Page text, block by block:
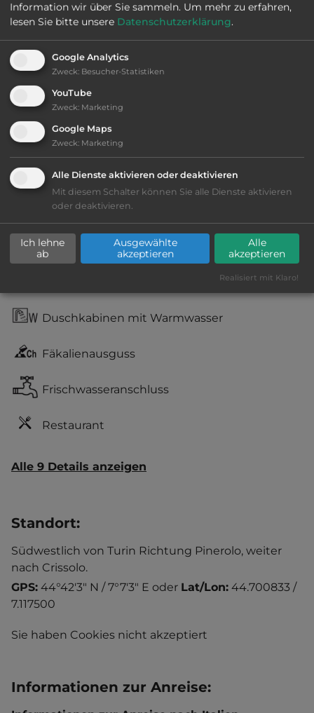
Öffnungszeiten: Ganzjährig geöffnet
Ausstattung:
bis 15,- Euro
Lage: sehr schön
Geräuschkulisse: sehr ruhig
kiesig, harter Grund
Duschkabinen mit Warmwasser
Fäkalienausguss
Frischwasseranschluss
Restaurant
Alle 9 Details anzeigen
Standort:
Südwestlich von Turin Richtung Pinerolo, weiter
nach Crissolo.
GPS: 44°42'3" N / 7°7'3" E oder Lat/Lon: 44.700833 /
7.117500
Sie haben Cookies nicht akzeptiert
Informationen zur Anreise:
Information wir über Sie sammeln. Um mehr zu erfahren,
lesen Sie bitte unsere Datenschutzerklärung.
Google Analytics
Zweck: Besucher-Statistiken
YouTube
Zweck: Marketing
Google Maps
Zweck: Marketing
Alle Dienste aktivieren oder deaktivieren
Mit diesem Schalter können Sie alle Dienste aktivieren
oder deaktivieren.
Ich lehne
ab
Ausgewählte
akzeptieren
Alle
akzeptieren
Realisiert mit Klaro!